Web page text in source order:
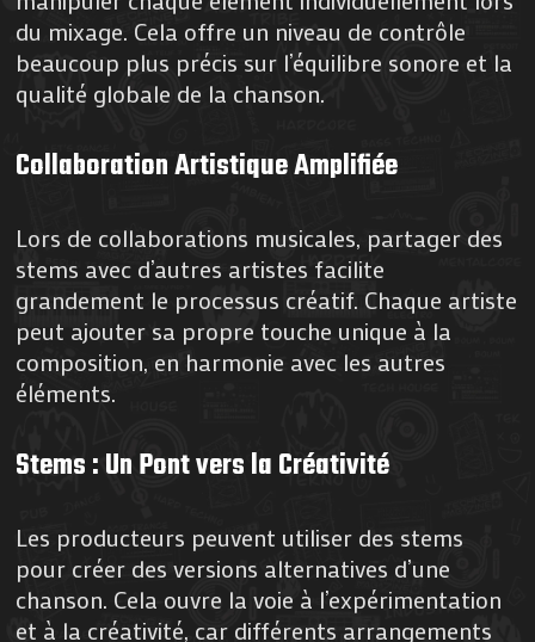
du mixage. Cela offre un niveau de contrôle
beaucoup plus précis sur l’équilibre sonore et la
qualité globale de la chanson.
Collaboration Artistique Amplifiée
Lors de collaborations musicales, partager des
stems avec d’autres artistes facilite
grandement le processus créatif. Chaque artiste
peut ajouter sa propre touche unique à la
composition, en harmonie avec les autres
éléments.
Stems : Un Pont vers la Créativité
Les producteurs peuvent utiliser des stems
pour créer des versions alternatives d’une
chanson. Cela ouvre la voie à l’expérimentation
et à la créativité, car différents arrangements